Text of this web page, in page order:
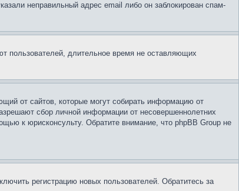
неправильный адрес email либо он заблокирован спам-
пользователей, длительное время не оставляющих
от сайтов, которые могут собирать информацию от
сбор личной информации от несовершеннолетних
к юрисконсульту. Обратите внимание, что phpBB Group не
регистрацию новых пользователей. Обратитесь за